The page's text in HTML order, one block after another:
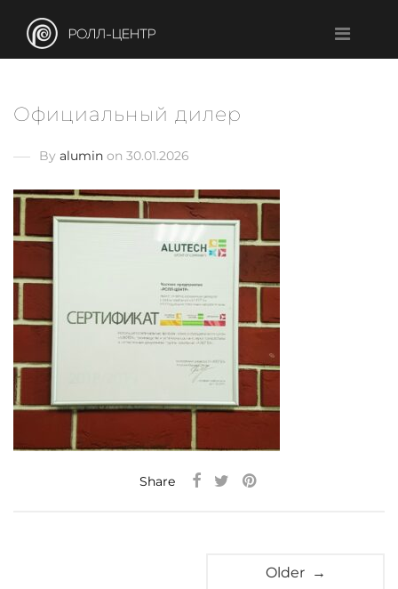
Официальный дилер
By alumin on 30.01.2026
Share
Older →